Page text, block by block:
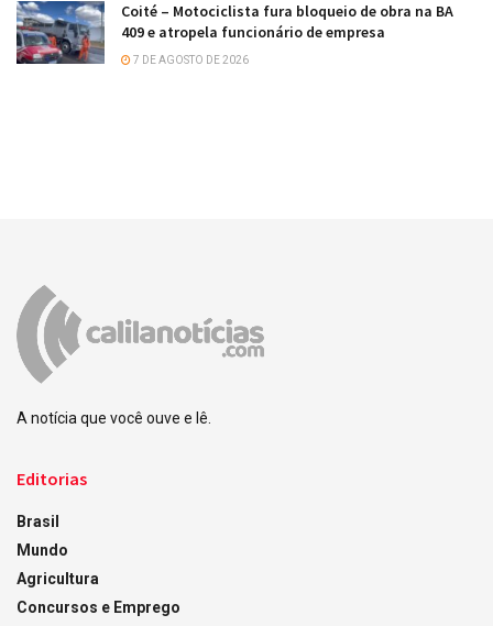
Coité – Motociclista fura bloqueio de obra na BA
409 e atropela funcionário de empresa
7 DE AGOSTO DE 2026
A notícia que você ouve e lê.
Editorias
Brasil
Mundo
Agricultura
Concursos e Emprego